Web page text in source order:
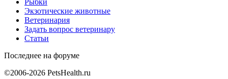
Экзотические животные
Ветеринария
Задать вопрос ветеринару
Статьи
Последнее на форуме
©2006-2026 PetsHealth.ru